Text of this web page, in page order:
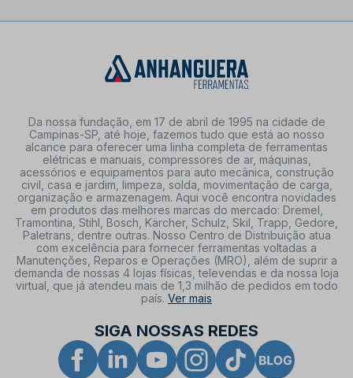
Da nossa fundação, em 17 de abril de 1995 na cidade de
Campinas-SP, até hoje, fazemos tudo que está ao nosso
alcance para oferecer uma linha completa de ferramentas
elétricas e manuais, compressores de ar, máquinas,
acessórios e equipamentos para auto mecânica, construção
civil, casa e jardim, limpeza, solda, movimentação de carga,
organização e armazenagem. Aqui você encontra novidades
em produtos das melhores marcas do mercado: Dremel,
Tramontina, Stihl, Bosch, Kärcher, Schulz, Skil, Trapp, Gedore,
Paletrans, dentre outras. Nosso Centro de Distribuição atua
com excelência para fornecer ferramentas voltadas a
Manutenções, Reparos e Operações (MRO), além de suprir a
demanda de nossas 4 lojas físicas, televendas e da nossa loja
virtual, que já atendeu mais de 1,3 milhão de pedidos em todo
país. Ver mais
SIGA NOSSAS REDES